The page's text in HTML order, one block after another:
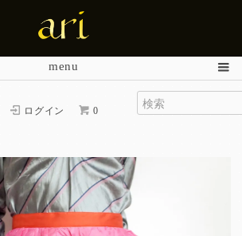
menu
ログイン 0